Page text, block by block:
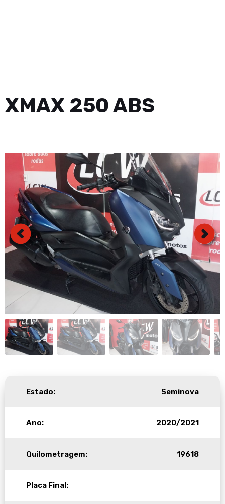
XMAX 250 ABS
Estado: Seminova
Ano: 2020/2021
Quilometragem: 19618
Placa Final: